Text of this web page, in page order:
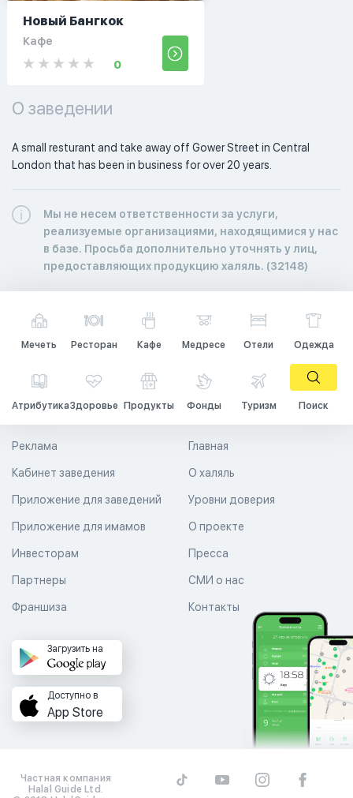
Новый Бангкок
Кафе
0
О заведении
A small resturant and take away off Gower Street in Central
London that has been in business for over 20 years.
Мы не несем ответственности за услуги,
реализуемые организациями, находящимися у нас
в базе. Просьба дополнительно уточнять у лиц,
предоставляющих продукцию халяль. (32148)
Мечеть Ресторан Кафе Медресе Отели Одежда
АтрибутикаЗдоровье Продукты Фонды Туризм Поиск
Главная
О халяль
Уровни доверия
Реклама
Кабинет заведения
Приложение для заведений
Приложение для имамов О проекте
Пресса
СМИ о нас
Контакты
Инвесторам
Партнеры
Франшиза
Загрузить на
Доступно в
App Store
Частная компания
Halal Guide Ltd.